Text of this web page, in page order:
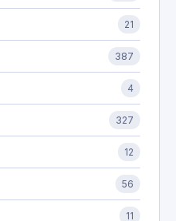
21
387
4
327
12
56
11